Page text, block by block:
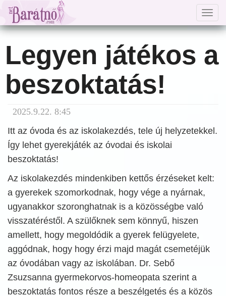
Legyen játékos a
beszoktatás!
2025.9.22. 8:45
Itt az óvoda és az iskolakezdés, tele új helyzetekkel.
Így lehet gyerekjáték az óvodai és iskolai
beszoktatás!
Az iskolakezdés mindenkiben kettős érzéseket kelt:
a gyerekek szomorkodnak, hogy vége a nyárnak,
ugyanakkor szoronghatnak is a közösségbe való
visszatéréstől. A szülőknek sem könnyű, hiszen
amellett, hogy megoldódik a gyerek felügyelete,
aggódnak, hogy hogy érzi majd magát csemetéjük
az óvodában vagy az iskolában. Dr. Sebő
Zsuzsanna gyermekorvos-homeopata szerint a
beszoktatás fontos része a beszélgetés és a közös